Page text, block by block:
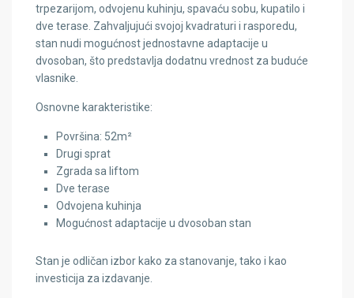
trpezarijom, odvojenu kuhinju, spavaću sobu, kupatilo i
dve terase. Zahvaljujući svojoj kvadraturi i rasporedu,
stan nudi mogućnost jednostavne adaptacije u
dvosoban, što predstavlja dodatnu vrednost za buduće
vlasnike.
Osnovne karakteristike:
Površina: 52m²
Drugi sprat
Zgrada sa liftom
Dve terase
Odvojena kuhinja
Mogućnost adaptacije u dvosoban stan
Stan je odličan izbor kako za stanovanje, tako i kao
investicija za izdavanje.